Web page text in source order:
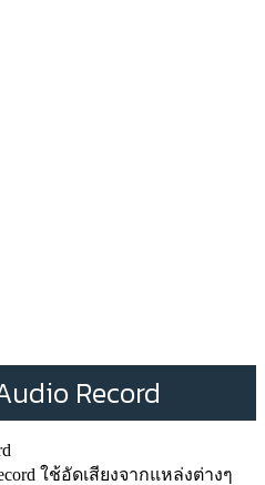
Record
ใช้อัดเสียงจากแหล่งต่างๆ